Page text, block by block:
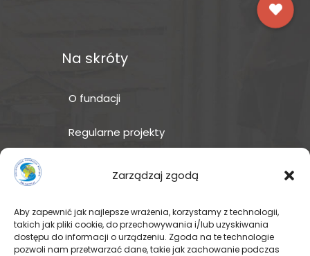
Zarządzaj zgodą
Aby zapewnić jak najlepsze wrażenia, korzystamy z technologii,
takich jak pliki cookie, do przechowywania i/lub uzyskiwania
dostępu do informacji o urządzeniu. Zgoda na te technologie
pozwoli nam przetwarzać dane, takie jak zachowanie podczas
Na skróty
O fundacji
Regularne projekty
Wspomóż teraz – przekaż
darowiznę